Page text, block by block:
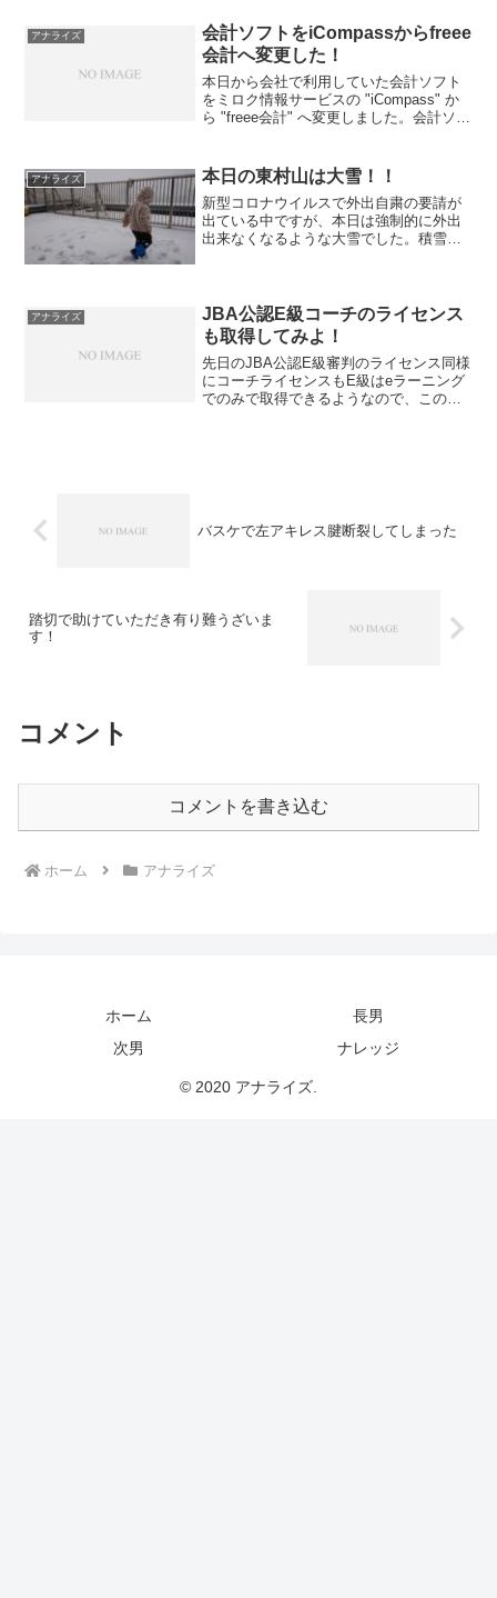
リア（久米川駅利用）想定出発駅は久米
川駅（西武新宿線）東村...
アナライズ
会計ソフトをiCompassからfreee
会計へ変更した！
本日から会社で利用していた会計ソフト
をミロク情報サービスの "iCompass" か
ら "freee会計" へ変更しました。会計ソフ
ド・各銀行口座との自動連係機能や見積
書...
アナライズ 本日の東村山は大雪！！
新型コロナウイルスで外出自粛の要請が
出ている中ですが、本日は強制的に外出
出来なくなるような大雪でした。積雪は5
いました。東京って雪降る...
アナライズ
JBA公認E級コーチのライセンス
も取得してみよ！
先日のJBA公認E級審判のライセンス同様
にコーチライセンスもE級はeラーニング
でのみで取得できるようなので、この勢
バスケで左アキレス腱断裂してしまった
踏切で助けていただき有り難うざいま
す！
コメント
コメントを書き込む
ホーム アナライズ
ホーム
長男
次男
ナレッジ
© 2020 アナライズ.